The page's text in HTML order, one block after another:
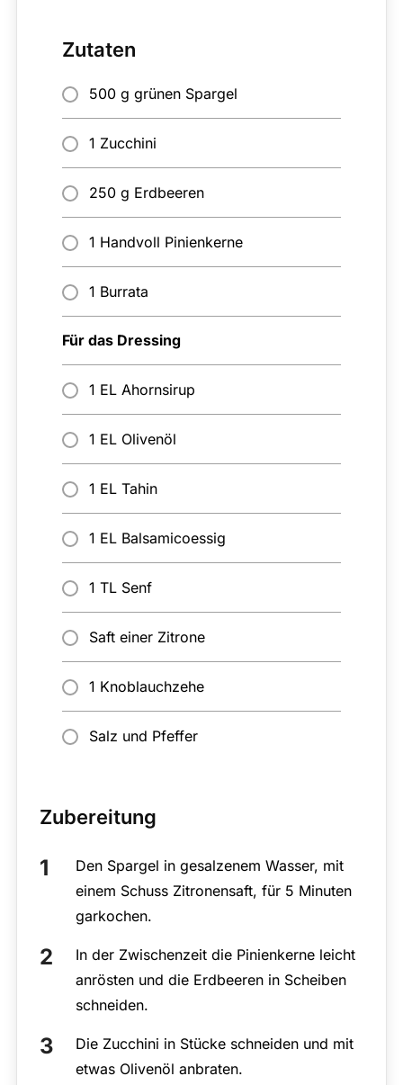
Zutaten
500 g grünen Spargel
1 Zucchini
250 g Erdbeeren
1 Handvoll Pinienkerne
1 Burrata
Für das Dressing
1 EL Ahornsirup
1 EL Olivenöl
1 EL Tahin
1 EL Balsamicoessig
1 TL Senf
Saft einer Zitrone
1 Knoblauchzehe
Salz und Pfeffer
Zubereitung
Den Spargel in gesalzenem Wasser, mit
einem Schuss Zitronensaft, für 5 Minuten
garkochen.
In der Zwischenzeit die Pinienkerne leicht
anrösten und die Erdbeeren in Scheiben
schneiden.
Die Zucchini in Stücke schneiden und mit
etwas Olivenöl anbraten.